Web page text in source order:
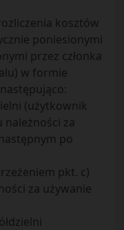
kosztów
poniesionymi
przez członka
w formie
(użytkownik
należności za
po
pkt. c)
za używanie